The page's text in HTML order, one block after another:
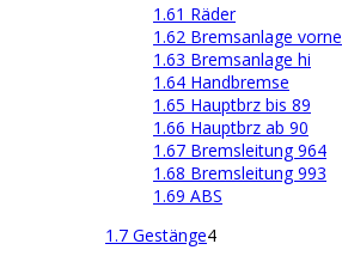
1.61 Räder
1.62 Bremsanlage vorne
1.63 Bremsanlage hi
1.64 Handbremse
1.65 Hauptbrz bis 89
1.66 Hauptbrz ab 90
1.67 Bremsleitung 964
1.68 Bremsleitung 993
1.69 ABS
1.7 Gestänge4